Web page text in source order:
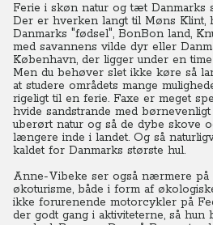
Ferie i skøn natur og tæt Danmarks
Der er hverken langt til Møns Klint,
Danmarks "fødsel", BonBon land,
med savannens vilde dyr eller
København, der ligger under en
Men du behøver slet ikke køre så
at studere områdets mange
rigeligt til en ferie. Faxe er meget
hvide sandstrande med
uberørt natur og så de dybe skove
længere inde i landet. Og så
kaldet for Danmarks største hul.
Anne-Vibeke ser også nærmere på
økoturisme, både i form af
ikke forurenende motorcykler på
der godt gang i aktiviteterne, så hun